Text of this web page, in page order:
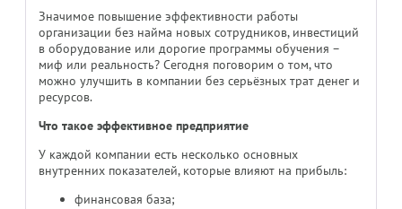
Значимое повышение эффективности работы
организации без найма новых сотрудников, инвестиций
в оборудование или дорогие программы обучения –
миф или реальность? Сегодня поговорим о том, что
можно улучшить в компании без серьёзных трат денег и
ресурсов.
Что такое эффективное предприятие
У каждой компании есть несколько основных
внутренних показателей, которые влияют на прибыль:
финансовая база;